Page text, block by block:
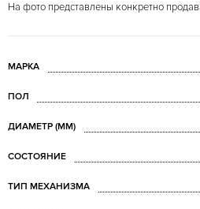
На фото представлены конкретно
МАРКА
ПОЛ
ДИАМЕТР (MM)
СОСТОЯНИЕ
ТИП МЕХАНИЗМА